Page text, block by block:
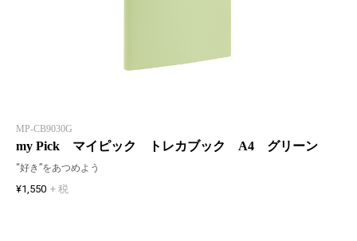
MP-CB9030G
my Pick マイピック トレカブック A4 グリーン
“好き”をあつめよう
¥1,550 + 税